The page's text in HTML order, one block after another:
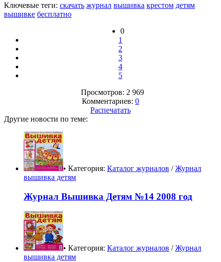
Ключевые теги: скачать журнал вышивка крестом детям
вышивке бесплатно
0
1
2
3
4
5
Просмотров: 2 969
Комментариев: 0
Распечатать
Другие новости по теме:
• Категория: Каталог журналов /Журнал
вышивка детям
Журнал Вышивка Детям №14 2008 год
• Категория: Каталог журналов /Журнал
вышивка детям